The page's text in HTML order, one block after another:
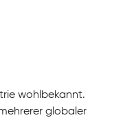
wohlbekannt.
globaler